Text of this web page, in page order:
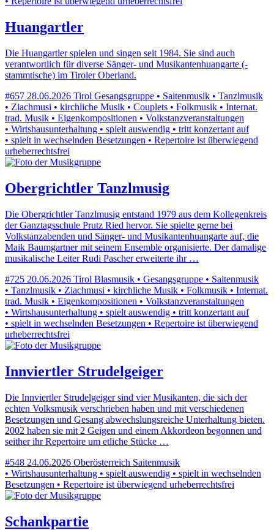
Huangartler
Die Huangartler spielen und singen seit 1984. Sie sind auch
verantwortlich für diverse Sänger- und Musikantenhuangarte (-
stammtische) im Tiroler Oberland.
#657 28.06.2026 Tirol Gesangsgruppe • Saitenmusik • Tanzlmusik
• Ziachmusi • kirchliche Musik • Couplets • Folkmusik • Internat.
trad. Musik • Eigenkompositionen • Volkstanzveranstaltungen
• Wirtshausunterhaltung • spielt auswendig • tritt konzertant auf
• spielt in wechselnden Besetzungen • Repertoire ist überwiegend
urheberrechtsfrei
Obergrichtler Tanzlmusig
Die Obergrichtler Tanzlmusig entstand 1979 aus dem Kollegenkreis
der Ganztagsschule Prutz Ried hervor. Sie spielte gerne bei
Volkstanzabenden und Sänger- und Musikantenhuangarte auf, die
Maik Baumgartner mit seinem Ensemble organisierte. Der damalige
musikalische Leiter Rudi Pascher erweiterte ihr …
#725 20.06.2026 Tirol Blasmusik • Gesangsgruppe • Saitenmusik
• Tanzlmusik • Ziachmusi • kirchliche Musik • Folkmusik • Internat.
trad. Musik • Eigenkompositionen • Volkstanzveranstaltungen
• Wirtshausunterhaltung • spielt auswendig • tritt konzertant auf
• spielt in wechselnden Besetzungen • Repertoire ist überwiegend
urheberrechtsfrei
Innviertler Strudelgeiger
Die Innviertler Strudelgeiger sind vier Musikanten, die sich der
echten Volksmusik verschrieben haben und mit verschiedenen
Besetzungen und Gesang abwechslungsreiche Unterhaltung bieten.
2002 haben sie mit 2 Geigen und einem Akkordeon begonnen und
seither ihr Repertoire um etliche Stücke …
#548 24.06.2026 Oberösterreich Saitenmusik
• Wirtshausunterhaltung • spielt auswendig • spielt in wechselnden
Besetzungen • Repertoire ist überwiegend urheberrechtsfrei
Schankpartie